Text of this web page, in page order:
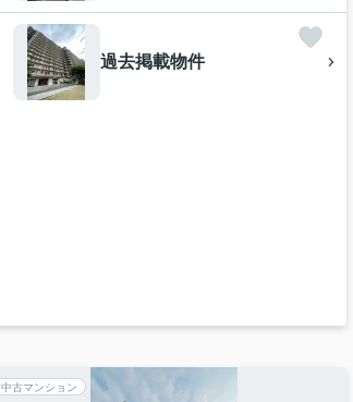
過去掲載物件
中古マンション